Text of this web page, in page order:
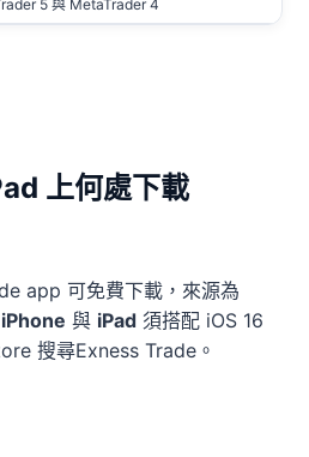
5 與 MetaTrader 4
上何處下載
app 可免費下載，來源為
iPhone 與 iPad 須搭配 iOS 16
搜尋Exness Trade。